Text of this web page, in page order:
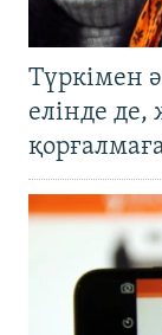
Түркімен
елінде